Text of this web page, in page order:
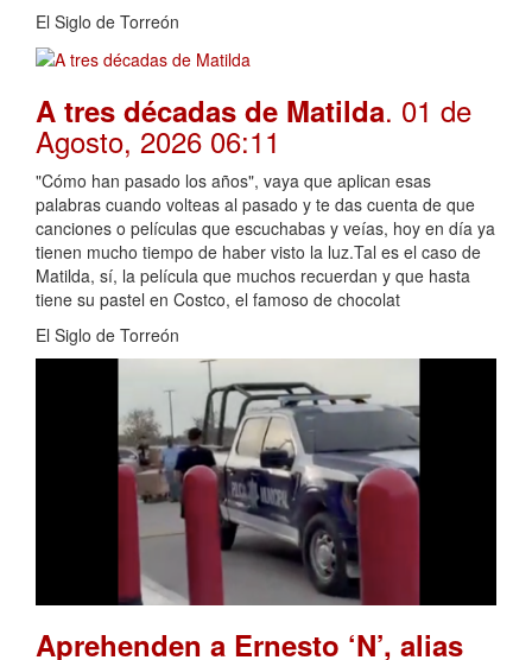
El Siglo de Torreón
A tres décadas de Matilda. 01 de
Agosto, 2026 06:11
"Cómo han pasado los años", vaya que aplican esas
palabras cuando volteas al pasado y te das cuenta de que
canciones o películas que escuchabas y veías, hoy en día ya
tienen mucho tiempo de haber visto la luz.Tal es el caso de
Matilda, sí, la película que muchos recuerdan y que hasta
tiene su pastel en Costco, el famoso de chocolat
El Siglo de Torreón
Aprehenden a Ernesto ‘N’, alias